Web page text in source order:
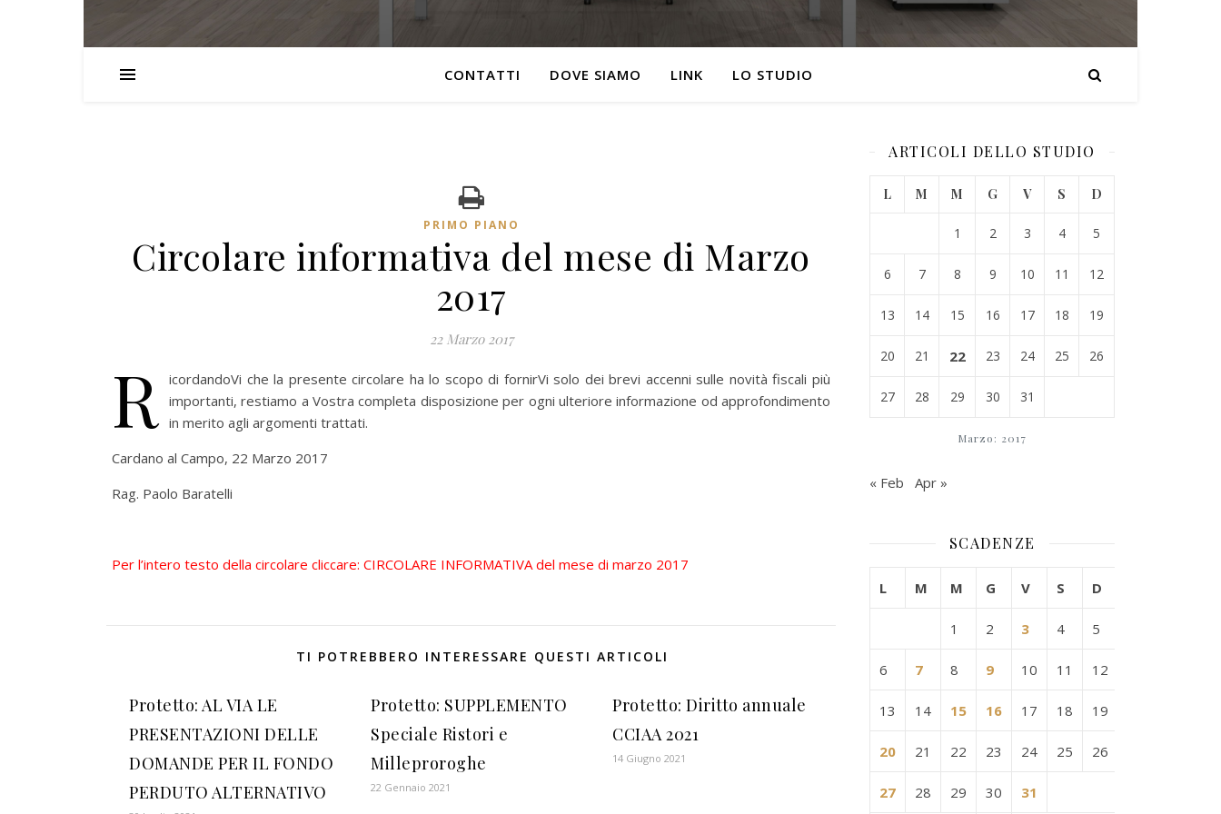
CONTATTI DOVE SIAMO LINK LO STUDIO
PRIMO PIANO
Circolare informativa del mese di Marzo
2017
22 Marzo 2017
R icordandoVi che la presente circolare ha lo scopo di fornirVi solo dei brevi accenni sulle novità fiscali più
importanti, restiamo a Vostra completa disposizione per ogni ulteriore informazione od approfondimento
in merito agli argomenti trattati.
Cardano al Campo, 22 Marzo 2017
Rag. Paolo Baratelli
Per l’intero testo della circolare cliccare: CIRCOLARE INFORMATIVA del mese di marzo 2017
TI POTREBBERO INTERESSARE QUESTI ARTICOLI
Protetto: AL VIA LE
PRESENTAZIONI DELLE
DOMANDE PER IL FONDO
PERDUTO ALTERNATIVO
Protetto: SUPPLEMENTO
Speciale Ristori e
Milleproroghe
22 Gennaio 2021
Protetto: Diritto annuale
CCIAA 2021
14 Giugno 2021
ARTICOLI DELLO STUDIO
Marzo: 2017
L M M G V S D
1 2 3 4 5
6 7 8 9 10 11 12
13 14 15 16 17 18 19
20 21 22 23 24 25 26
27 28 29 30 31
« Feb Apr »
SCADENZE
L M M G V S D
1 2 3 4 5
6 7 8 9 10 11 12
13 14 15 16 17 18 19
20 21 22 23 24 25 26
27 28 29 30 31